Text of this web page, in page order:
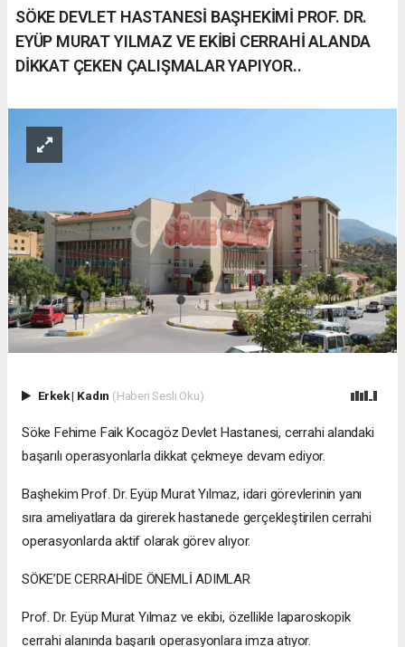
SÖKE DEVLET HASTANESİ BAŞHEKİMİ PROF. DR.
EYÜP MURAT YILMAZ VE EKİBİ CERRAHİ ALANDA
DİKKAT ÇEKEN ÇALIŞMALAR YAPIYOR..
Erkek| Kadın (Haberi Sesli Oku)
Söke Fehime Faik Kocagöz Devlet Hastanesi, cerrahi alandaki
başarılı operasyonlarla dikkat çekmeye devam ediyor.
Başhekim Prof. Dr. Eyüp Murat Yılmaz, idari görevlerinin yanı
sıra ameliyatlara da girerek hastanede gerçekleştirilen cerrahi
operasyonlarda aktif olarak görev alıyor.
SÖKE’DE CERRAHİDE ÖNEMLİ ADIMLAR
Prof. Dr. Eyüp Murat Yılmaz ve ekibi, özellikle laparoskopik
cerrahi alanında başarılı operasyonlara imza atıyor.